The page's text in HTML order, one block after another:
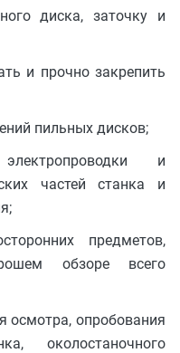
диска, заточку и
и прочно закрепить
пильных дисков;
и
частей станка и
предметов,
обзоре всего
осмотра, опробования
околостаночного